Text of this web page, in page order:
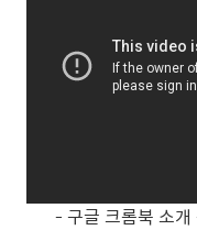
- 구글 크롬북 소